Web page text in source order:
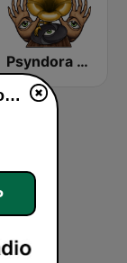
Psyndora Chillout
Dark Ambient Radio (.com) en ligne